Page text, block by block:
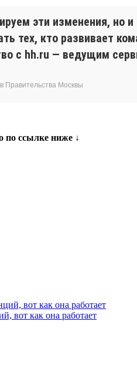
эти изменения,
тех, кто развивает
с hh.ru — ведущим
Правительства Москвы
по ссылке ниже ↓
вот как она работает